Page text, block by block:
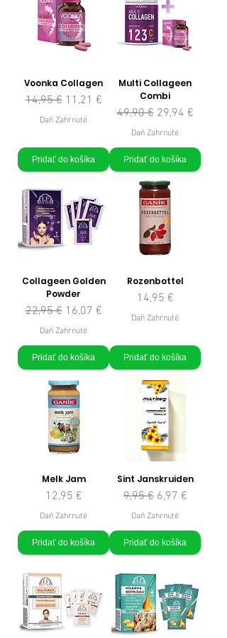
Voonka Collagen
Normálna cena
14,95 € Zľavnená cena
11,21 €
Daň Zahrnuté
Pridať do košíka
Multi Collageen
Combi
Normálna cena
49,90 € Zľavnená cena
29,94 €
Daň Zahrnuté
Pridať do košíka
Collageen Golden
Powder
Normálna cena
22,95 € Zľavnená cena
16,07 €
Daň Zahrnuté
Pridať do košíka
Rozenbottel
Cena
14,95 €
Daň Zahrnuté
Pridať do košíka
Melk Jam
Cena
12,95 €
Daň Zahrnuté
Pridať do košíka
Sint Janskruiden
Normálna cena
9,95 € Zľavnená cena
6,97 €
Daň Zahrnuté
Pridať do košíka